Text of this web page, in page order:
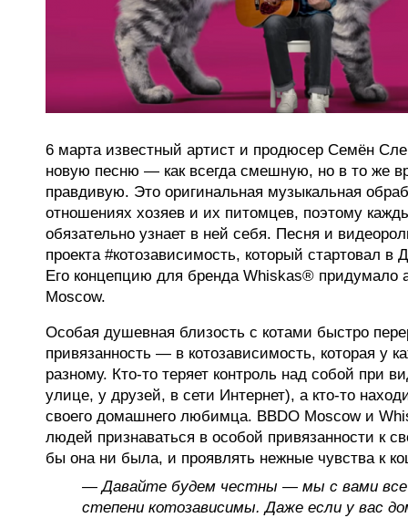
6 марта известный артист и продюсер Семён
новую песню — как всегда смешную, но в то же
правдивую. Это оригинальная музыкальная
отношениях хозяев и их питомцев, поэтому
обязательно узнает в ней себя. Песня и
проекта #котозависимость, который стартовал в
Его концепцию для бренда Whiskas® придумало
Moscow.
Особая душевная близость с котами быстро
привязанность — в котозависимость, которая у
разному. Кто-то теряет контроль над собой при
улице, у друзей, в сети Интернет), а кто-то
своего домашнего любимца. BBDO Moscow и
людей признаваться в особой привязанности к
бы она ни была, и проявлять нежные чувства к
— Давайте будем честны — мы с вами все
степени котозависимы. Даже если у вас